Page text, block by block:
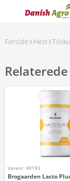
Forside Hest
Varenr. 40193
Brogaarden Lacto